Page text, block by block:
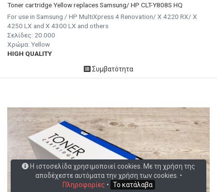
Toner cartridge Yellow replaces Samsung/ HP CLT-Y808S HQ
For use in Samsung / HP MultiXpress 4 Renovation/ X 4220 RX/ X
4250 LX and X 4300 LX and others
Σελίδες: 20.000
Χρώμα: Yellow
HIGH QUALITY
Συμβατότητα
Η ιστοσελίδα χρησιμοποιεί cookies. Με τη χρήση της
αποδέχεστε αυτόματα την χρήση των cookies. •
Πληροφορίες • Το κατάλαβα